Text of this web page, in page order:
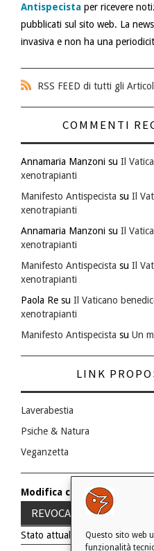
Questo sito web
funzionalità
Antispecista per ricevere
pubblicati sul sito web. La
invasiva e non ha una
RSS FEED di tutti gli
COMMENTI
Annamaria Manzoni su Il
xenotrapianti
Manifesto Antispecista su Il
xenotrapianti
Annamaria Manzoni su Il
xenotrapianti
Manifesto Antispecista su Il
xenotrapianti
Paola Re su Il Vaticano
xenotrapianti
Manifesto Antispecista su Un
LINK
Laverabestia
Psiche & Natura
Veganzetta
Modifica consenso ai cookie
REVOCA IL TUO
Stato attuale: Negato